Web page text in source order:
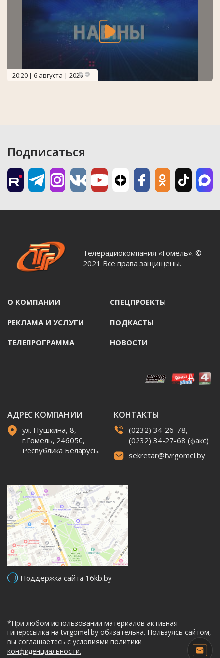
20:20 | 6 августа | 2026
Подписаться
Телерадиокомпания «Гомель». ©
2021 Все права защищены.
О КОМПАНИИ СПЕЦПРОЕКТЫ
РЕКЛАМА И УСЛУГИ ПОДКАСТЫ
ТЕЛЕПРОГРАММА НОВОСТИ
АДРЕС КОМПАНИИ
ул. Пушкина, 8,
г.Гомель, 246050,
Республика Беларусь.
КОНТАКТЫ
(0232) 34-26-78,
(0232) 34-27-68 (факс)
sekretar@tvrgomel.by
Поддержка сайта 16kb.by
*При любом использовании материалов активная
гиперссылка на tvrgomel.by обязательна. Пользуясь сайтом,
вы соглашаетесь с условиями политики
конфиденциальности.